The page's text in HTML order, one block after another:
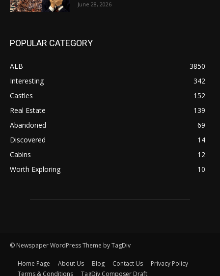
June 28, 2026
POPULAR CATEGORY
ALB
3850
Interesting
342
Castles
152
Real Estate
139
Abandoned
69
Discovered
14
Cabins
12
Worth Exploring
10
© Newspaper WordPress Theme by TagDiv
Home Page About Us Blog Contact Us
Privacy Policy
Terms & Conditions
TagDiv Composer Draft